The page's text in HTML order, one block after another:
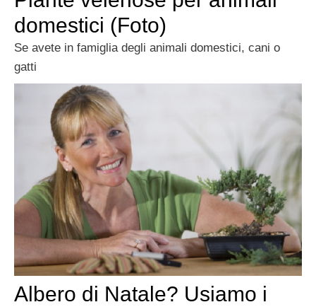
domestici (Foto)
Se avete in famiglia degli animali domestici, cani o
gatti
Albero di Natale? Usiamo i